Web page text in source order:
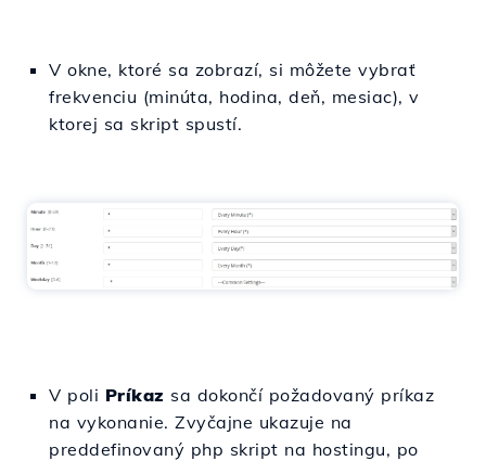
V okne, ktoré sa zobrazí, si môžete vybrať
frekvenciu (minúta, hodina, deň, mesiac), v
ktorej sa skript spustí.
V poli Príkaz sa dokončí požadovaný príkaz
na vykonanie. Zvyčajne ukazuje na
preddefinovaný php skript na hostingu, po